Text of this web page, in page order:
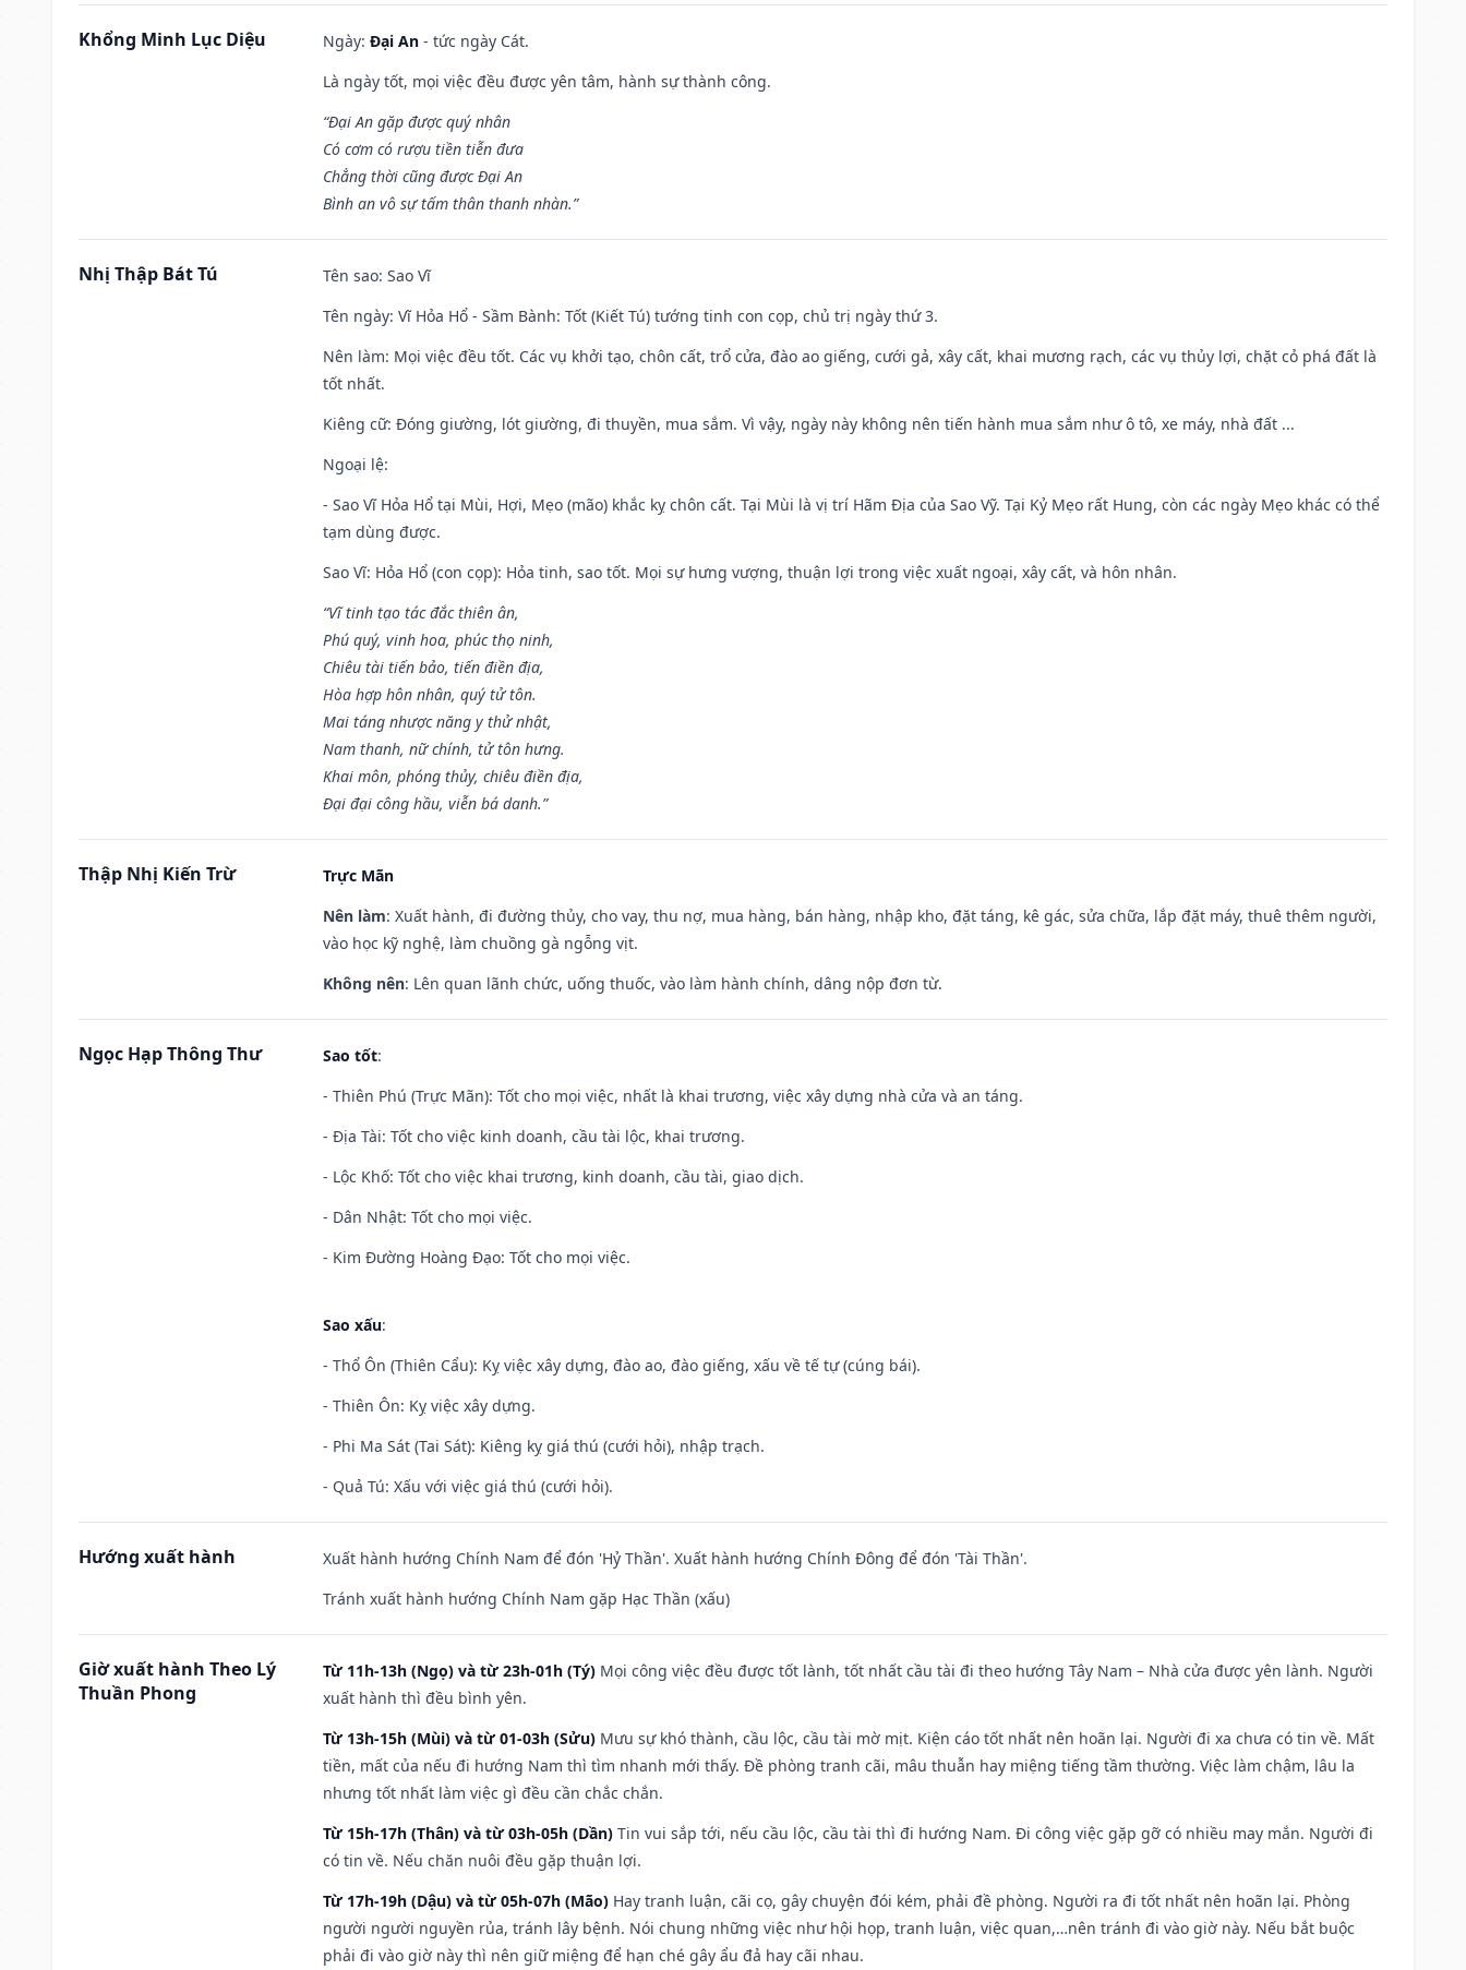
Khổng Minh Lục Diệu Ngày: Đại An - tức ngày Cát.
Là ngày tốt, mọi việc đều được yên tâm, hành sự thành công.
“Đại An gặp được quý nhân
Có cơm có rượu tiền tiễn đưa
Chẳng thời cũng được Đại An
Bình an vô sự tấm thân thanh nhàn.”
Nhị Thập Bát Tú Tên sao: Sao Vĩ
Tên ngày: Vĩ Hỏa Hổ - Sầm Bành: Tốt (Kiết Tú) tướng tinh con cọp, chủ trị ngày thứ 3.
Nên làm: Mọi việc đều tốt. Các vụ khởi tạo, chôn cất, trổ cửa, đào ao giếng, cưới gả, xây cất, khai mương rạch, các vụ thủy lợi, chặt cỏ phá đất là
tốt nhất.
Kiêng cữ: Đóng giường, lót giường, đi thuyền, mua sắm. Vì vậy, ngày này không nên tiến hành mua sắm như ô tô, xe máy, nhà đất ...
Ngoại lệ:
- Sao Vĩ Hỏa Hổ tại Mùi, Hợi, Mẹo (mão) khắc kỵ chôn cất. Tại Mùi là vị trí Hãm Địa của Sao Vỹ. Tại Kỷ Mẹo rất Hung, còn các ngày Mẹo khác có thể
tạm dùng được.
Sao Vĩ: Hỏa Hổ (con cọp): Hỏa tinh, sao tốt. Mọi sự hưng vượng, thuận lợi trong việc xuất ngoại, xây cất, và hôn nhân.
“Vĩ tinh tạo tác đắc thiên ân,
Phú quý, vinh hoa, phúc thọ ninh,
Chiêu tài tiến bảo, tiến điền địa,
Hòa hợp hôn nhân, quý tử tôn.
Mai táng nhược năng y thử nhật,
Nam thanh, nữ chính, tử tôn hưng.
Khai môn, phóng thủy, chiêu điền địa,
Đại đại công hầu, viễn bá danh.”
Thập Nhị Kiến Trừ
Trực Mãn
Nên làm: Xuất hành, đi đường thủy, cho vay, thu nợ, mua hàng, bán hàng, nhập kho, đặt táng, kê gác, sửa chữa, lắp đặt máy, thuê thêm người,
vào học kỹ nghệ, làm chuồng gà ngỗng vịt.
Không nên: Lên quan lãnh chức, uống thuốc, vào làm hành chính, dâng nộp đơn từ.
Ngọc Hạp Thông Thư Sao tốt:
- Thiên Phú (Trực Mãn): Tốt cho mọi việc, nhất là khai trương, việc xây dựng nhà cửa và an táng.
- Địa Tài: Tốt cho việc kinh doanh, cầu tài lộc, khai trương.
- Lộc Khố: Tốt cho việc khai trương, kinh doanh, cầu tài, giao dịch.
- Dân Nhật: Tốt cho mọi việc.
- Kim Đường Hoàng Đạo: Tốt cho mọi việc.
Sao xấu:
- Thổ Ôn (Thiên Cẩu): Kỵ việc xây dựng, đào ao, đào giếng, xấu về tế tự (cúng bái).
- Thiên Ôn: Kỵ việc xây dựng.
- Phi Ma Sát (Tai Sát): Kiêng kỵ giá thú (cưới hỏi), nhập trạch.
- Quả Tú: Xấu với việc giá thú (cưới hỏi).
Hướng xuất hành
Xuất hành hướng Chính Nam để đón 'Hỷ Thần'. Xuất hành hướng Chính Đông để đón 'Tài Thần'.
Tránh xuất hành hướng Chính Nam gặp Hạc Thần (xấu)
Giờ xuất hành Theo Lý
Thuần Phong
Từ 11h-13h (Ngọ) và từ 23h-01h (Tý) Mọi công việc đều được tốt lành, tốt nhất cầu tài đi theo hướng Tây Nam – Nhà cửa được yên lành. Người
xuất hành thì đều bình yên.
Từ 13h-15h (Mùi) và từ 01-03h (Sửu) Mưu sự khó thành, cầu lộc, cầu tài mờ mịt. Kiện cáo tốt nhất nên hoãn lại. Người đi xa chưa có tin về. Mất
tiền, mất của nếu đi hướng Nam thì tìm nhanh mới thấy. Đề phòng tranh cãi, mâu thuẫn hay miệng tiếng tầm thường. Việc làm chậm, lâu la
nhưng tốt nhất làm việc gì đều cần chắc chắn.
Từ 15h-17h (Thân) và từ 03h-05h (Dần) Tin vui sắp tới, nếu cầu lộc, cầu tài thì đi hướng Nam. Đi công việc gặp gỡ có nhiều may mắn. Người đi
có tin về. Nếu chăn nuôi đều gặp thuận lợi.
Từ 17h-19h (Dậu) và từ 05h-07h (Mão) Hay tranh luận, cãi cọ, gây chuyện đói kém, phải đề phòng. Người ra đi tốt nhất nên hoãn lại. Phòng
người người nguyền rủa, tránh lây bệnh. Nói chung những việc như hội họp, tranh luận, việc quan,…nên tránh đi vào giờ này. Nếu bắt buộc
phải đi vào giờ này thì nên giữ miệng để hạn ché gây ẩu đả hay cãi nhau.